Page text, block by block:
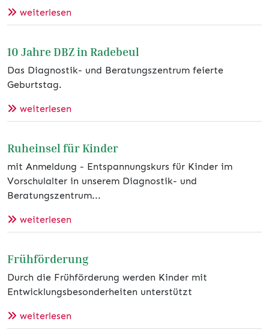
weiterlesen
10 Jahre DBZ in Radebeul
Das Diagnostik- und Beratungszentrum feierte
Geburtstag.
weiterlesen
Ruheinsel für Kinder
mit Anmeldung - Entspannungskurs für Kinder im
Vorschulalter in unserem Diagnostik- und
Beratungszentrum...
weiterlesen
Frühförderung
Durch die Frühförderung werden Kinder mit
Entwicklungsbesonderheiten unterstützt
weiterlesen